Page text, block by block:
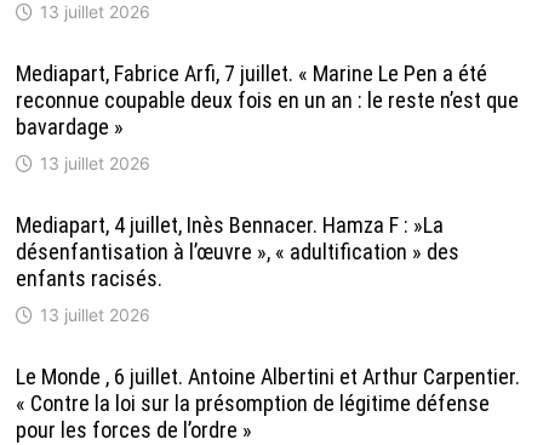
13 juillet 2026
Mediapart, Fabrice Arfi, 7 juillet. « Marine Le Pen a été
reconnue coupable deux fois en un an : le reste n’est que
bavardage »
13 juillet 2026
Mediapart, 4 juillet, Inès Bennacer. Hamza F : »La
désenfantisation à l’œuvre », « adultification » des
enfants racisés.
13 juillet 2026
Le Monde , 6 juillet. Antoine Albertini et Arthur Carpentier.
« Contre la loi sur la présomption de légitime défense
pour les forces de l’ordre »